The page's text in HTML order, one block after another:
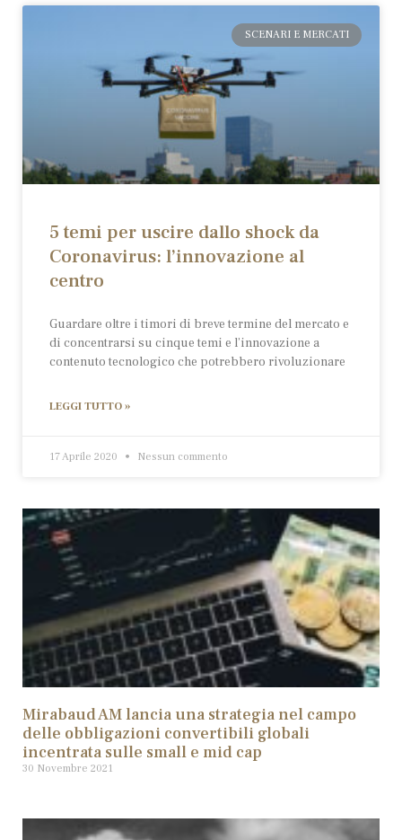
SCENARI E MERCATI
5 temi per uscire dallo shock da
Coronavirus: l’innovazione al
centro
Guardare oltre i timori di breve termine del mercato e
di concentrarsi su cinque temi e l’innovazione a
contenuto tecnologico che potrebbero rivoluzionare
LEGGI TUTTO »
17 Aprile 2020 Nessun commento
Mirabaud AM lancia una strategia nel campo
delle obbligazioni convertibili globali
incentrata sulle small e mid cap
30 Novembre 2021